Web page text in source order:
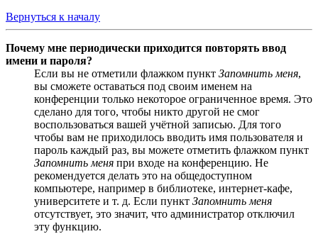
Вернуться к началу
Почему мне периодически приходится повторять ввод
имени и пароля?
Если вы не отметили флажком пункт Запомнить меня,
вы сможете оставаться под своим именем на
конференции только некоторое ограниченное время. Это
сделано для того, чтобы никто другой не смог
воспользоваться вашей учётной записью. Для того
чтобы вам не приходилось вводить имя пользователя и
пароль каждый раз, вы можете отметить флажком пункт
Запомнить меня при входе на конференцию. Не
рекомендуется делать это на общедоступном
компьютере, например в библиотеке, интернет-кафе,
университете и т. д. Если пункт Запомнить меня
отсутствует, это значит, что администратор отключил
эту функцию.